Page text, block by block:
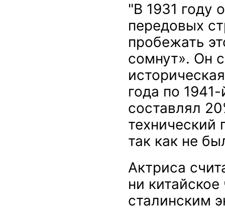
"В 1931 году
передовых
пробежать
сомнут». Он
года по
составлял
так как не
Актриса
ни
сталинским